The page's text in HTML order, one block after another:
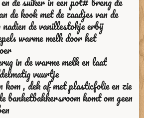
de kook met de zaadjes van de
de vanillestokje erbij
warme melk door het
in de warme melk en laat
vuurtje
kom , dek af met plasticfolie en zie
banketbakkersroom komt om geen